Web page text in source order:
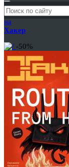
Годовая
подписка
на
Хакер
-50%